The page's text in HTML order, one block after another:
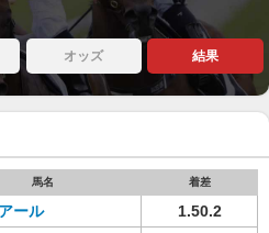
オッズ 結果
馬名 着差
ール
1.50.2